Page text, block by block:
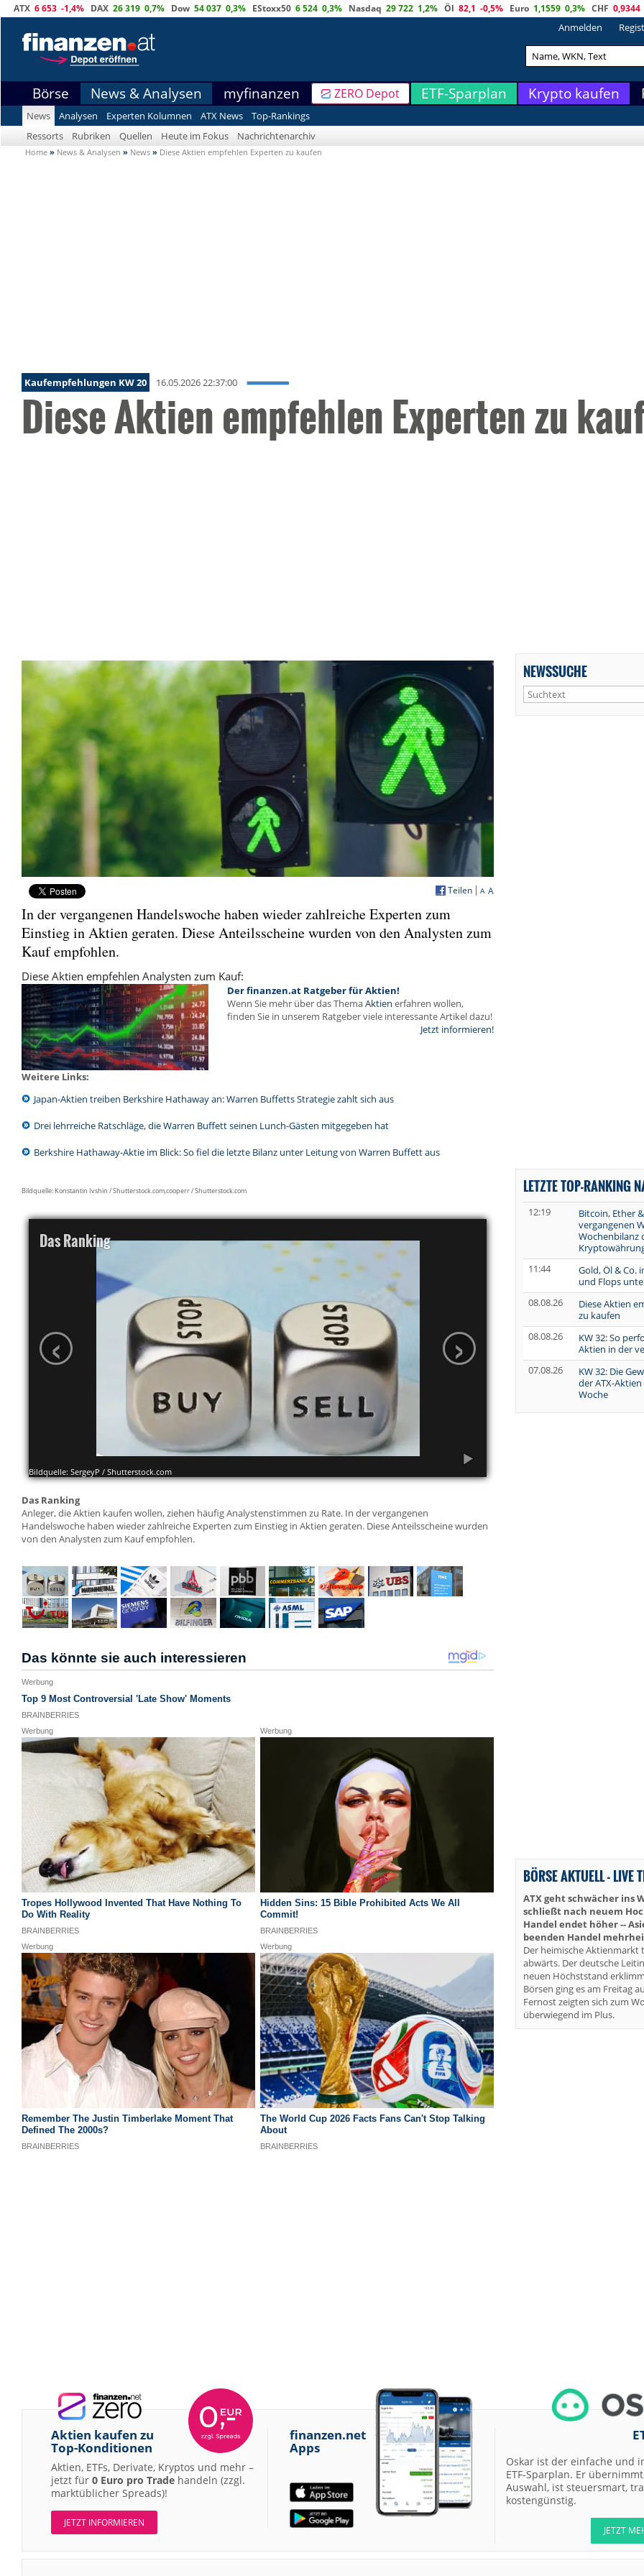
ATX 6 653 -1,4% DAX 26 319 0,7% Dow 54 037 0,3% EStoxx50 6 524 0,3% Nasdaq 29 722 1,2% Öl 82,1 -0,5% Euro 1,1559 0,3% CHF 0,9344
Anmelden
Börse News & Analysen myfinanzen ZERO Depot ETF-Sparplan Krypto kaufen
News Analysen Experten Kolumnen ATX News
Top-Rankings
Ressorts
Rubriken Quellen Heute im Fokus Nachrichtenarchiv
Home » News & Analysen » News » Diese Aktien empfehlen Experten zu kaufen
Kaufempfehlungen KW 20 16.05.2026 22:37:00
Diese Aktien empfehlen Experten zu
A
A
Teilen
In der vergangenen Handelswoche haben wieder zahlreiche Experten zum
Einstieg in Aktien geraten. Diese Anteilsscheine wurden von den Analysten zum
Kauf empfohlen.
Diese Aktien empfehlen Analysten zum Kauf:
Der finanzen.at Ratgeber für Aktien!
Wenn Sie mehr über das ThemaAktien erfahren wollen,
finden Sie in unserem Ratgeber viele interessante Artikel dazu!
Jetzt informieren!
Weitere Links:
Japan-Aktien treiben Berkshire Hathaway an: Warren Buffetts Strategie zahlt sich aus
Drei lehrreiche Ratschläge, die Warren Buffett seinen Lunch-Gästen mitgegeben hat
Berkshire Hathaway-Aktie im Blick: So fiel die letzte Bilanz unter Leitung von Warren Buffett aus
Bildquelle: Konstantin Ivshin / Shutterstock.com,cooperr / Shutterstock.com
Das Ranking
‹ ›
Bildquelle: SergeyP / Shutterstock.com
Das Ranking
Anleger, die Aktien kaufen wollen, ziehen häufig Analystenstimmen zu Rate. In der vergangenen
Handelswoche haben wieder zahlreiche Experten zum Einstieg in Aktien geraten. Diese Anteilsscheine wurden
von den Analysten zum Kauf empfohlen.
NEWSSUCHE
LETZTE TOP-RANKING
12:19
Bitcoin, Ether
vergangenen
Wochenbilanz
11:44
Gold, Öl & Co.
und Flops
08.08.26
Diese Aktien
zu kaufen
08.08.26
KW 32: So
Aktien in der
07.08.26
KW 32: Die
der ATX-
Woche
BÖRSE AKTUELL - LIVE
ATX geht schwächer ins
schließt nach neuem
Handel endet höher --
beenden Handel
Der heimische Aktienmarkt
abwärts. Der deutsche
neuen Höchststand
Börsen ging es am Freitag
Fernost zeigten sich zum
überwiegend im Plus.
Aktien kaufen zu
Top-Konditionen
Aktien, ETFs, Derivate, Kryptos und mehr –
jetzt für 0 Euro pro Trade handeln (zzgl.
marktüblicher Spreads)!
JETZT INFORMIEREN
finanzen.net
Apps
Oskar ist der einfache und
ETF-Sparplan. Er
Auswahl, ist steuersmart,
kostengünstig.
JETZT